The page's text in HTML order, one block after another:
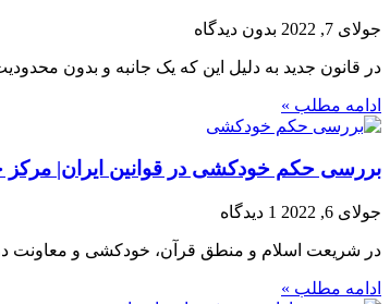
جولای 7, 2022 بدون دیدگاه
در قانون جدید به دلیل این که یک جانبه و بدون
ادامه مطلب »
بررسی حکم خودکشی در قوانین ایران| مرکز
جولای 6, 2022 1 دیدگاه
در شریعت اسلام و منطق قرآن، خودکشی و معاونت
ادامه مطلب »